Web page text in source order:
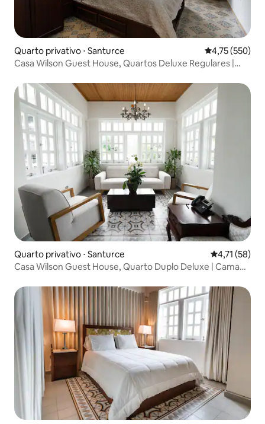
Quarto privativo ⋅ Santurce 4,75 de uma
4,75 (550)
Casa Wilson Guest House, Quartos Deluxe Regulares |
Quarto privativo ⋅ Santurce 4,71 de uma
4,71 (58)
Casa Wilson Guest House, Quarto Duplo Deluxe | Cama